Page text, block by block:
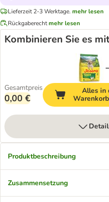
Lieferzeit 2-3 Werktage. mehr lesen
Rückgaberechtmehr lesen
Kombinieren Sie es
Gesamtpreis
0,00 €
Alles in
Produktbeschreibung
Zusammensetzung